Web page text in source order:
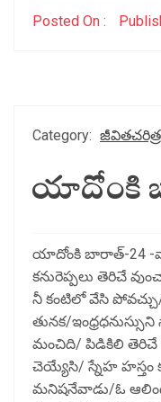
Posted On :
Category:
యాదోంకి
యాదోంకి బారాత్-24 -
కనురెప్పలు తెరిచే
నీ కంటిలో వేసి
తునక/
మంచిది/ పిడికిలి
చెయ్యేసి/ స్నేహ హస్తం
మనిషనేవాడు/ఓ